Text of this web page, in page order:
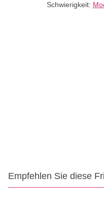
Schwierigkeit:
Empfehlen Sie diese